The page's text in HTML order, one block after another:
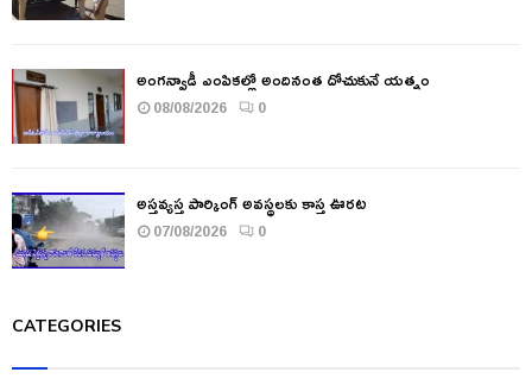
అంగన్వాడీ ఎంపికల్లో అందినంత దోచుకునే యత్నం
08/08/2026 0
అస్తవ్యస్త పార్కింగ్ అవస్థలకు కాస్త ఊరట
07/08/2026 0
CATEGORIES